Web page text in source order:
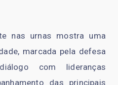
nas urnas mostra uma
marcada pela defesa
com lideranças
das principais